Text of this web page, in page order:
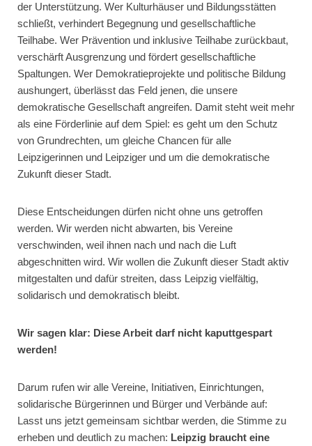
der Unterstützung. Wer Kulturhäuser und Bildungsstätten
schließt, verhindert Begegnung und gesellschaftliche
Teilhabe. Wer Prävention und inklusive Teilhabe zurückbaut,
verschärft Ausgrenzung und fördert gesellschaftliche
Spaltungen. Wer Demokratieprojekte und politische Bildung
aushungert, überlässt das Feld jenen, die unsere
demokratische Gesellschaft angreifen. Damit steht weit mehr
als eine Förderlinie auf dem Spiel: es geht um den Schutz
von Grundrechten, um gleiche Chancen für alle
Leipzigerinnen und Leipziger und um die demokratische
Zukunft dieser Stadt.
Diese Entscheidungen dürfen nicht ohne uns getroffen
werden. Wir werden nicht abwarten, bis Vereine
verschwinden, weil ihnen nach und nach die Luft
abgeschnitten wird. Wir wollen die Zukunft dieser Stadt aktiv
mitgestalten und dafür streiten, dass Leipzig vielfältig,
solidarisch und demokratisch bleibt.
Wir sagen klar: Diese Arbeit darf nicht kaputtgespart
werden!
Darum rufen wir alle Vereine, Initiativen, Einrichtungen,
solidarische Bürgerinnen und Bürger und Verbände auf:
Lasst uns jetzt gemeinsam sichtbar werden, die Stimme zu
erheben und deutlich zu machen: Leipzig braucht eine